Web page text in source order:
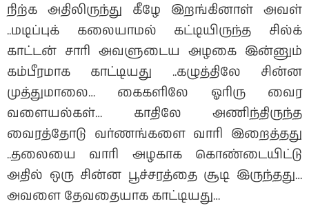
நிற்க அதிலிருந்து கீழே இறங்கினாள் அவள்
..மடிப்புக் கலையாமல் கட்டியிருந்த சில்க்
காட்டன் சாரி அவளுடைய அழகை இன்னும்
கம்பீரமாக காட்டியது ..கழுத்திலே சின்ன
முத்துமாலை… கைகளிலே ஓரிரு வைர
வளையல்கள்… காதிலே அணிந்திருந்த
வைரத்தோடு வர்ணங்களை வாரி இறைத்தது
..தலையை வாரி அழகாக கொண்டையிட்டு
அதில் ஒரு சின்ன பூச்சரத்தை சூடி இருந்தது…
அவளை தேவதையாக காட்டியது…